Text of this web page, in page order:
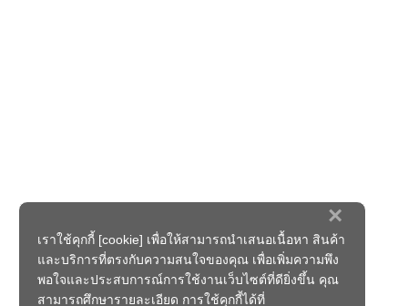
×
เราใช้คุกกี้ [cookie] เพื่อให้สามารถนำเสนอเนื้อหา สินค้า
และบริการที่ตรงกับความสนใจของคุณ เพื่อเพิ่มความพึง
พอใจและประสบการณ์การใช้งานเว็บไซต์ที่ดียิ่งขึ้น คุณ
สามารถศึกษารายละเอียด การใช้คุกกี้ได้ที่